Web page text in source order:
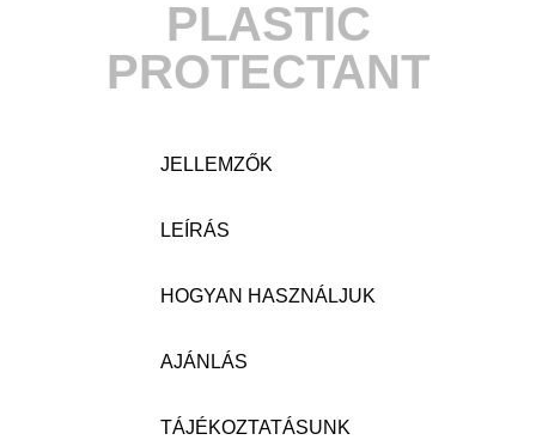
PLASTIC
PROTECTANT
JELLEMZŐK
LEÍRÁS
HOGYAN HASZNÁLJUK
AJÁNLÁS
TÁJÉKOZTATÁSUNK